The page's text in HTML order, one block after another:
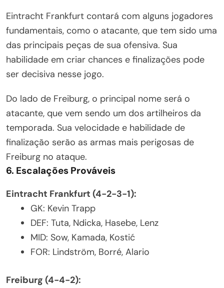
Eintracht Frankfurt contará com alguns jogadores
fundamentais, como o atacante, que tem sido uma
das principais peças de sua ofensiva. Sua
habilidade em criar chances e finalizações pode
ser decisiva nesse jogo.
Do lado de Freiburg, o principal nome será o
atacante, que vem sendo um dos artilheiros da
temporada. Sua velocidade e habilidade de
finalização serão as armas mais perigosas de
Freiburg no ataque.
6. Escalações Prováveis
Eintracht Frankfurt (4-2-3-1):
GK: Kevin Trapp
DEF: Tuta, Ndicka, Hasebe, Lenz
MID: Sow, Kamada, Kostić
FOR: Lindström, Borré, Alario
Freiburg (4-4-2):